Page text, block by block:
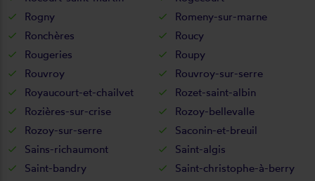
Rogny
Romeny-sur-marne
Ronchères
Roucy
Rougeries
Roupy
Rouvroy
Rouvroy-sur-serre
Royaucourt-et-chailvet
Rozet-saint-albin
Rozières-sur-crise
Rozoy-bellevalle
Rozoy-sur-serre
Saconin-et-breuil
Sains-richaumont
Saint-algis
Saint-bandry
Saint-christophe-à-berry